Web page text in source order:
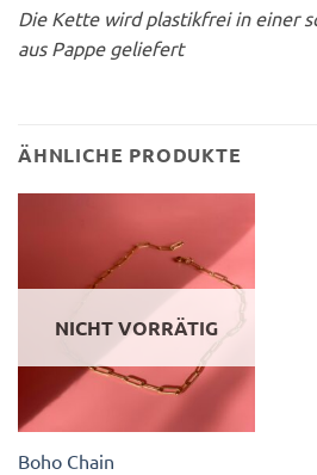
Die Kette wird plastikfrei in einer
aus Pappe geliefert
ÄHNLICHE PRODUKTE
NICHT VORRÄTIG
Boho Chain